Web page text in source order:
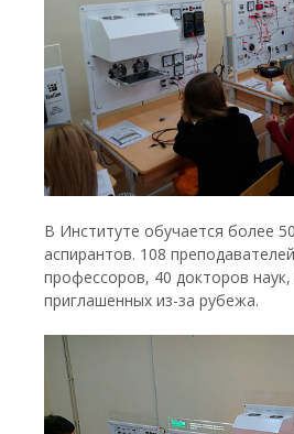
В Институте обучается более
аспирантов. 108
профессоров, 40 докторов
приглашенных из-за рубежа.